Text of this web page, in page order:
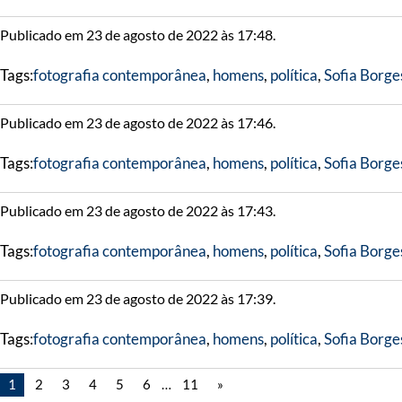
Publicado em 23 de agosto de 2022 às 17:48.
Tags:fotografia contemporânea, homens, política,Sofia
Publicado em 23 de agosto de 2022 às 17:46.
Tags:fotografia contemporânea, homens, política,Sofia
Publicado em 23 de agosto de 2022 às 17:43.
Tags:fotografia contemporânea, homens, política,Sofia
Publicado em 23 de agosto de 2022 às 17:39.
Tags:fotografia contemporânea, homens, política,Sofia
1 2 3 4 5 6 … 11 »